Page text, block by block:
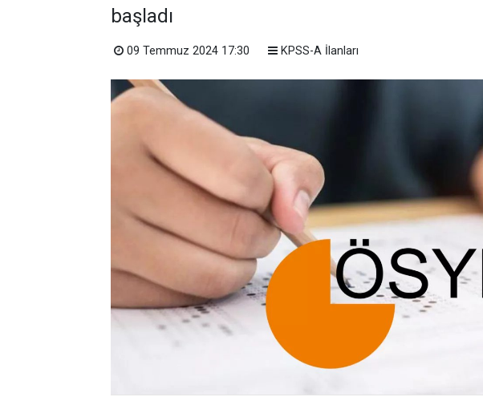
başladı
09 Temmuz 2024 17:30 KPSS-A İlanları